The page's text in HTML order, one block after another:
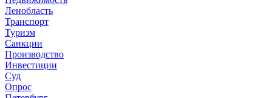
Ленобласть
Транспорт
Туризм
Санкции
Производство
Инвестиции
Суд
Опрос